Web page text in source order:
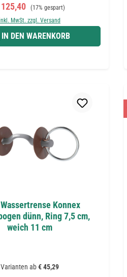
Regulärer Preis:
(17% gespart)
MwSt. zzgl. Versand
IN DEN WARENKORB
Konnex
dünn, Ring 7,5 cm,
weich 11 cm
Varianten ab€ 45,29